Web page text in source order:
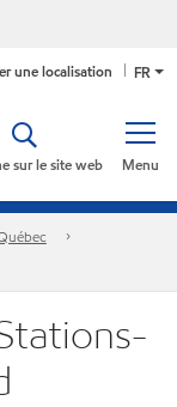
FR
une localisation
Menu
sur le site web